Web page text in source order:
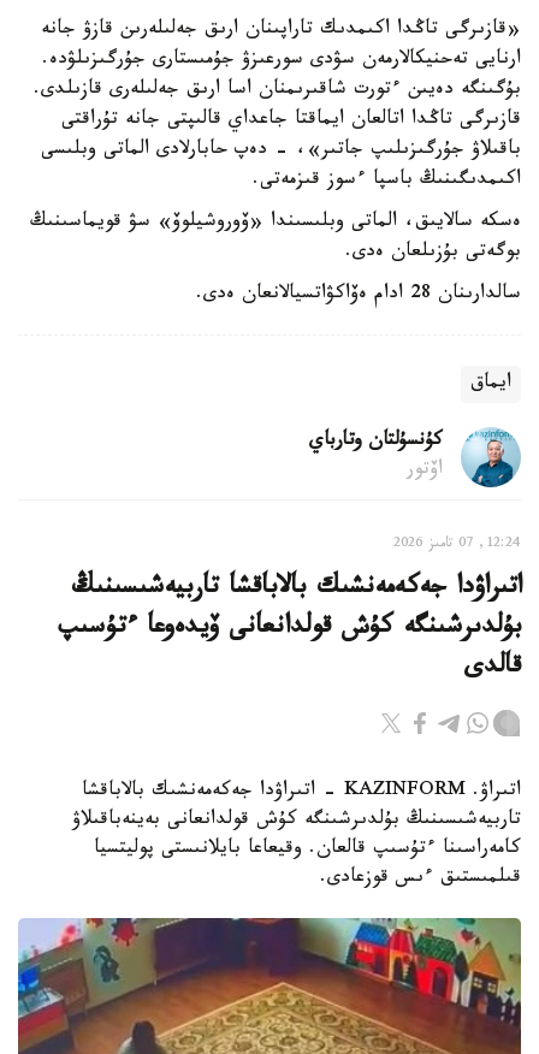
«قازىرگى تاڭدا اكىمدىك تاراپىنان ارىق جەلىلەرىن قازۋ جانە
ارنايى تەحنيكالارمەن سۋدى سورعىزۋ جۇمىستارى جۇرگىزىلۋدە.
بۇگىنگە دەيىن ءتورت شاقىرىمنان اسا ارىق جەلىلەرى قازىلدى.
قازىرگى تاڭدا اتالعان ايماقتا جاعداي قالىپتى جانە تۇراقتى
باقىلاۋ جۇرگىزىلىپ جاتىر»، - دەپ حابارلادى الماتى وبلىسى
اكىمدىگىنىڭ باسپا ءسوز قىزمەتى.
ەسكە سالايىق، الماتى وبلىسىندا «ۆوروشيلوۆ» سۋ قويماسىنىڭ
بوگەتى بۇزىلعان ەدى.
سالدارىنان 28 ادام ەۆاكۋاتسيالانعان ەدى.
ايماق
كۇنسۇلتان وتارباي
اۆتور
12:24, 07 تامىز 2026
اتىراۋدا جەكەمەنشىك بالاباقشا تاربيەشىسىنىڭ
بۇلدىرشىنگە كۇش قولدانعانى ۆيدەوعا ءتۇسىپ
قالدى
اتىراۋ. KAZINFORM - اتىراۋدا جەكەمەنشىك بالاباقشا
تاربيەشىسىنىڭ بۇلدىرشىنگە كۇش قولدانعانى بەينەباقىلاۋ
كامەراسىنا ءتۇسىپ قالعان. وقيعاعا بايلانىستى پوليتسيا
قىلمىستىق ءىس قوزعادى.